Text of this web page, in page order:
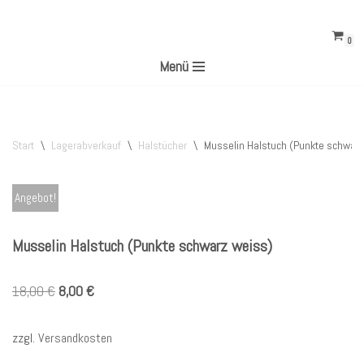
0
Menü
Start \ Lagerabverkauf \ Halstücher \ Musselin Halstuch (Punkte
Angebot!
Musselin Halstuch (Punkte schwarz weiss)
18,00€ 8,00€
zzgl. Versandkosten